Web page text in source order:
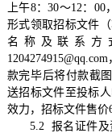
上午8：30～12：
形式领取招标文件
名称及联系方
款完毕后将付款截
送招标文件至投标
效力，招标文件售价
5.2 报名证件及